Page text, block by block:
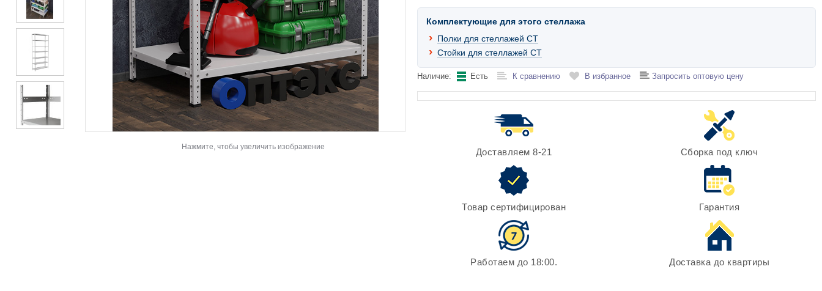
Нажмите, чтобы увеличить изображение
Комплектующие для этого стеллажа
Полки для стеллажей СТ
Стойки для стеллажей СТ
Наличие: Есть К сравнению В избранное Запросить оптовую цену
Доставляем 8-21 Сборка под ключ
Товар сертифицирован Гарантия
Работаем до 18:00. Доставка до квартиры